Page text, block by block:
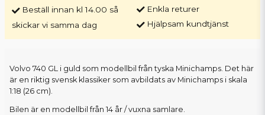
Beställ innan kl 14.00 så
skickar vi samma dag
Enkla returer
Hjälpsam kundtjänst
Volvo 740 GL i guld som modellbil från tyska Minichamps. Det här
är en riktig svensk klassiker som avbildats av Minichamps i skala
1:18 (26 cm).
Bilen är en modellbil från 14 år / vuxna samlare.